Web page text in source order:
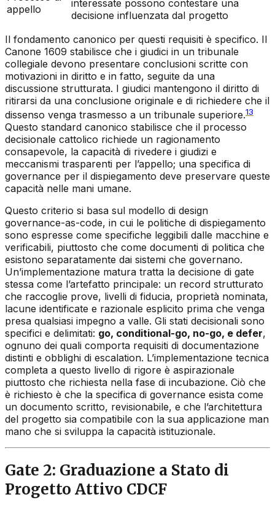
appello
interessate possono contestare una
decisione influenzata dal progetto
Il fondamento canonico per questi requisiti è specifico. Il
Canone 1609 stabilisce che i giudici in un tribunale
collegiale devono presentare conclusioni scritte con
motivazioni in diritto e in fatto, seguite da una
discussione strutturata. I giudici mantengono il diritto di
ritirarsi da una conclusione originale e di richiedere che il
dissenso venga trasmesso a un tribunale superiore.13
Questo standard canonico stabilisce che il processo
decisionale cattolico richiede un ragionamento
consapevole, la capacità di rivedere i giudizi e
meccanismi trasparenti per l’appello; una specifica di
governance per il dispiegamento deve preservare queste
capacità nelle mani umane.
Questo criterio si basa sul modello di design
governance-as-code, in cui le politiche di dispiegamento
sono espresse come specifiche leggibili dalle macchine e
verificabili, piuttosto che come documenti di politica che
esistono separatamente dai sistemi che governano.
Un’implementazione matura tratta la decisione di gate
stessa come l’artefatto principale: un record strutturato
che raccoglie prove, livelli di fiducia, proprietà nominata,
lacune identificate e razionale esplicito prima che venga
presa qualsiasi impegno a valle. Gli stati decisionali sono
specifici e delimitati: go, conditional-go, no-go, e defer,
ognuno dei quali comporta requisiti di documentazione
distinti e obblighi di escalation. L’implementazione tecnica
completa a questo livello di rigore è aspirazionale
piuttosto che richiesta nella fase di incubazione. Ciò che
è richiesto è che la specifica di governance esista come
un documento scritto, revisionabile, e che l’architettura
del progetto sia compatibile con la sua applicazione man
mano che si sviluppa la capacità istituzionale.
Gate 2: Graduazione a Stato di
Progetto Attivo CDCF